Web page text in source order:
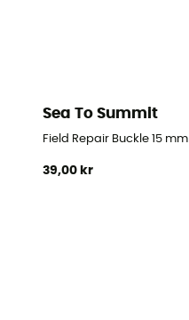
Sea To Summit
Field Repair Buckle 15 mm
39,00 kr